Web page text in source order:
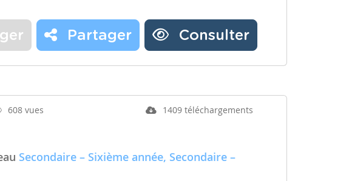
Partager Consulter
608 vues 1409 téléchargements
Secondaire – Sixième année, Secondaire –